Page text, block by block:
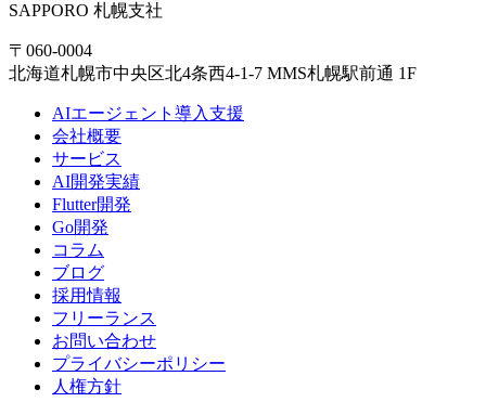
SAPPORO 札幌支社
〒060-0004
北海道札幌市中央区北4条西4-1-7 MMS札幌駅前通 1F
AIエージェント導入支援
会社概要
サービス
AI開発実績
Flutter開発
Go開発
コラム
ブログ
採用情報
フリーランス
お問い合わせ
プライバシーポリシー
人権方針